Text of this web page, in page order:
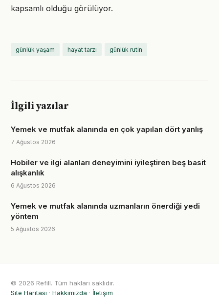
kapsamlı olduğu görülüyor.
günlük yaşam hayat tarzı günlük rutin
İlgili yazılar
Yemek ve mutfak alanında en çok yapılan dört yanlış
7 Ağustos 2026
Hobiler ve ilgi alanları deneyimini iyileştiren beş basit
alışkanlık
6 Ağustos 2026
Yemek ve mutfak alanında uzmanların önerdiği yedi
yöntem
5 Ağustos 2026
© 2026 Refill. Tüm hakları saklıdır.
Site Haritası · Hakkımızda · İletişim